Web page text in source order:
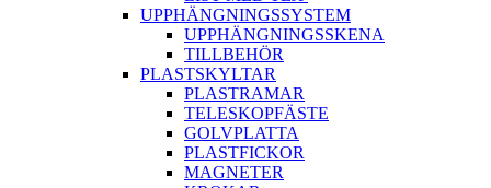
UPPHÄNGNINGSSYSTEM
UPPHÄNGNINGSSKENA
TILLBEHÖR
PLASTSKYLTAR
PLASTRAMAR
TELESKOPFÄSTE
GOLVPLATTA
PLASTFICKOR
MAGNETER